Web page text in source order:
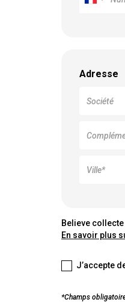
Adresse
Believe
En savoir plus
J’accepte
*Champs